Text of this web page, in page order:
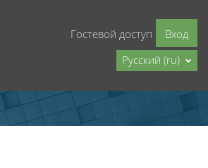
Гостевой доступ
Вход
Русский ‎(ru)‎